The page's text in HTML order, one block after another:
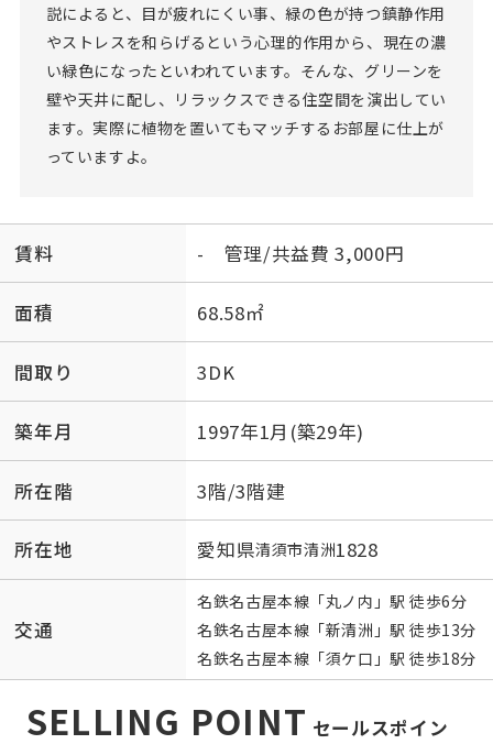
説によると、目が疲れにくい事、緑の色が持つ鎮静作用
やストレスを和らげるという心理的作用から、現在の濃
い緑色になったといわれています。そんな、グリーンを
壁や天井に配し、リラックスできる住空間を演出してい
ます。実際に植物を置いてもマッチするお部屋に仕上が
っていますよ。
賃料 - 管理/共益費 3,000円
面積 68.58㎡
間取り 3DK
築年月 1997年1月(築29年)
所在階 3階/3階建
所在地 愛知県清須市清洲1828
交通
名鉄名古屋本線 「丸ノ内 」駅 徒歩6分
名鉄名古屋本線 「新清洲 」駅 徒歩13分
名鉄名古屋本線 「須ケ口 」駅 徒歩18分
SELLING POINT セールスポイン